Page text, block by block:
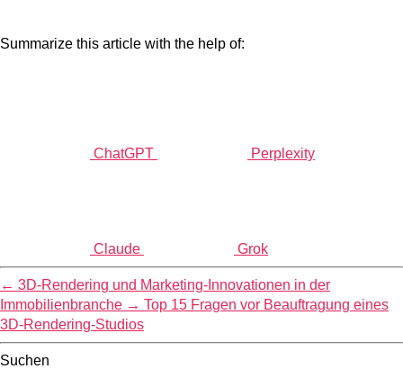
Summarize this article with the help of:
ChatGPT Perplexity
Claude Grok
← 3D-Rendering und Marketing-Innovationen in der
Immobilienbranche → Top 15 Fragen vor Beauftragung eines
3D-Rendering-Studios
Suchen